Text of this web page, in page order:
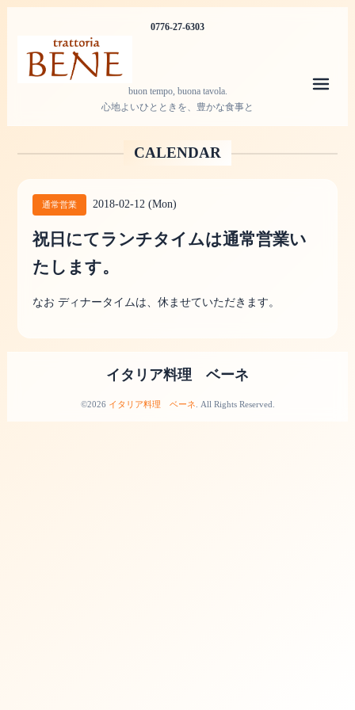
0776-27-6303
buon tempo, buona tavola.
心地よいひとときを、豊かな食事と
CALENDAR
通常営業 2018-02-12 (Mon)
祝日にてランチタイムは通常営業い
たします。
なお ディナータイムは、休ませていただきます。
イタリア料理 ベーネ
©2026 イタリア料理 ベーネ . All Rights Reserved.